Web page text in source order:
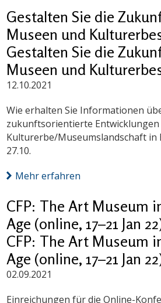
Gestalten Sie die
Museen und
Gestalten Sie die
Museen und
12.10.2021
Wie erhalten Sie Informationen
zukunftsorientierte Entwicklungen
Kulturerbe/Museumslandschaft in
27.10.
Mehr erfahren
CFP: The Art Museum
Age (online, 17–21 Jan
CFP: The Art Museum
Age (online, 17–21 Jan
02.09.2021
Einreichungen für die Online-